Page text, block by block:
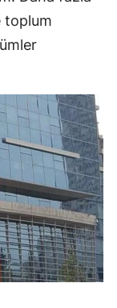
toplum